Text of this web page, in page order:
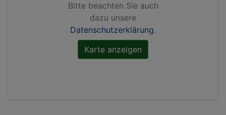
Bitte beachten Sie auch
dazu unsere
Datenschutzerklärung.